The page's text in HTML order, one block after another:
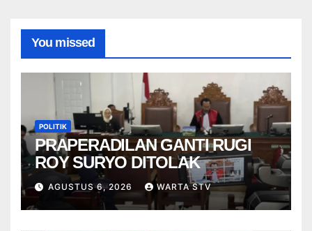
You missed
POLITIK
PRAPERADILAN GANTI RUGI
ROY SURYO DITOLAK
AGUSTUS 6, 2026 WARTA STV